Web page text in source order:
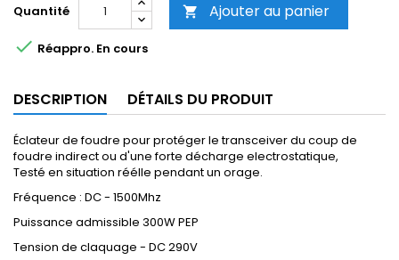
Quantité  Ajouter au panier
 Réappro. En cours
DESCRIPTION DÉTAILS DU PRODUIT
Éclateur de foudre pour protéger le transceiver du coup de
foudre indirect ou d'une forte décharge electrostatique,
Testé en situation réélle pendant un orage.
Fréquence : DC - 1500Mhz
Puissance admissible 300W PEP
Tension de claquage - DC 290V